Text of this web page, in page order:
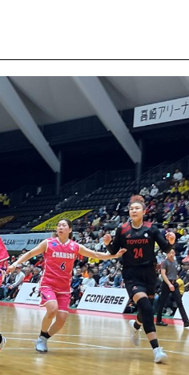
トヨタイ
トヨタイ
トヨタ
SDGs